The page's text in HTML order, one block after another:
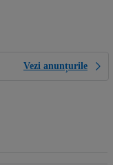
Vezi anunțurile